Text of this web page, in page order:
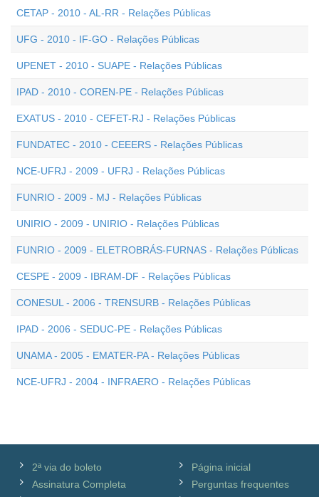
CETAP - 2010 - AL-RR - Relações Públicas
UFG - 2010 - IF-GO - Relações Públicas
UPENET - 2010 - SUAPE - Relações Públicas
IPAD - 2010 - COREN-PE - Relações Públicas
EXATUS - 2010 - CEFET-RJ - Relações Públicas
FUNDATEC - 2010 - CEEERS - Relações Públicas
NCE-UFRJ - 2009 - UFRJ - Relações Públicas
FUNRIO - 2009 - MJ - Relações Públicas
UNIRIO - 2009 - UNIRIO - Relações Públicas
FUNRIO - 2009 - ELETROBRÁS-FURNAS - Relações Públicas
CESPE - 2009 - IBRAM-DF - Relações Públicas
CONESUL - 2006 - TRENSURB - Relações Públicas
IPAD - 2006 - SEDUC-PE - Relações Públicas
UNAMA - 2005 - EMATER-PA - Relações Públicas
NCE-UFRJ - 2004 - INFRAERO - Relações Públicas
2ª via do boleto
Assinatura Completa
Página inicial
Perguntas frequentes